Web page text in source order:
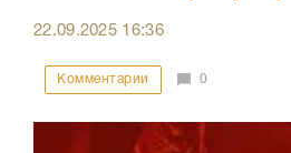
22.09.2025 16:36
Комментарии 0